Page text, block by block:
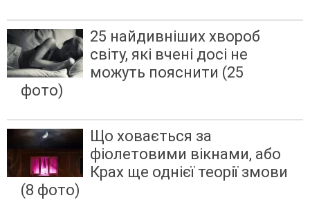
25 найдивніших хвороб
світу, які вчені досі не
можуть пояснити (25
фото)
Що ховається за
фіолетовими вікнами, або
Крах ще однієї теорії змови
(8 фото)